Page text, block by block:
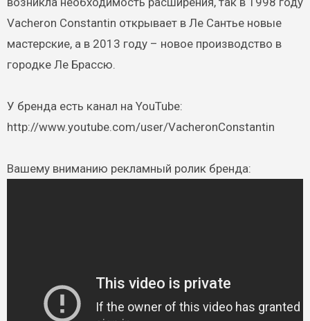
Vacheron Constantin открывает в Ле Сантье новые
мастерские, а в 2013 году – новое производство в
городке Ле Брассю.
У бренда есть канал на YouTube:
http://www.youtube.com/user/VacheronConstantin
Вашему вниманию рекламный ролик бренда: